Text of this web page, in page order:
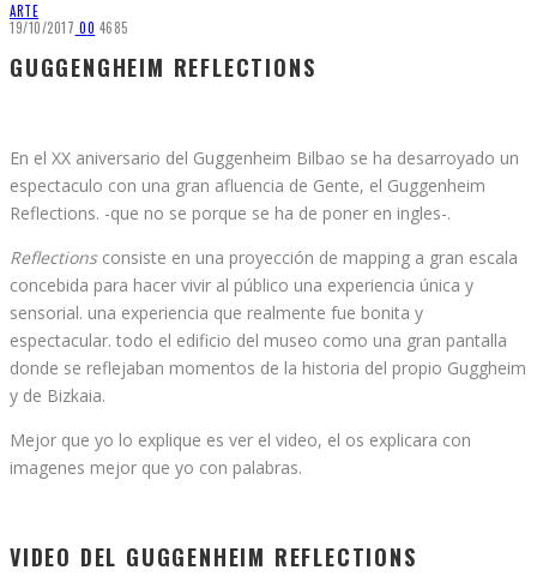
ARTE
19/10/2017 00 4685
GUGGENGHEIM REFLECTIONS
En el XX aniversario del Guggenheim Bilbao se ha desarroyado un
espectaculo con una gran afluencia de Gente, el Guggenheim
Reflections. -que no se porque se ha de poner en ingles-.
Reflectionsconsiste en una proyección de mapping a gran escala
concebida para hacer vivir al público una experiencia única y
sensorial. una experiencia que realmente fue bonita y
espectacular. todo el edificio del museo como una gran pantalla
donde se reflejaban momentos de la historia del propio Guggheim
y de Bizkaia.
Mejor que yo lo explique es ver el video, el os explicara con
imagenes mejor que yo con palabras.
VIDEO DEL GUGGENHEIM REFLECTIONS